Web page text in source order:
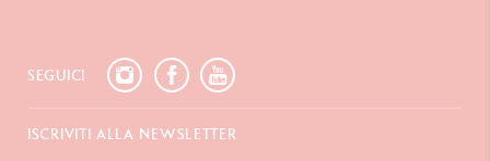
SEGUICI
ISCRIVITI ALLA NEWSLETTER